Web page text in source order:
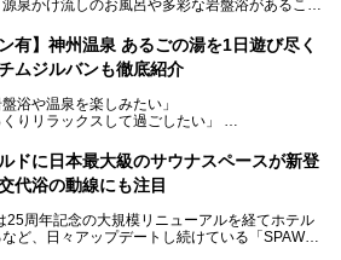
ン前の内覧会に参加し、館内のこだわりポイン
目の3種のサウナや160cmの深水風呂、没入感の
エリア、日本最大の台数を誇る最新AIフィットネ
、見どころ満載の館内を詳しくご紹介します。
泉かけ流しのお風呂や多彩な岩盤浴があること
つろげる場所”としてパワーアップしています。
ーアルでは、新たに登場した瞑想サウナをはじ
盛りだくさん。日常の疲れを癒やしたい方はもち
にゆったり過ごしたい方にもぴったりの内容とな
そんなリニューアル後の注目ポイントを詳しく
これから「鶴見緑地湯元水春」に訪れる方や、
ン有】神州温泉 あるごの湯を1日遊び尽く
ムジルバンも徹底紹介
盤浴や温泉を楽しみたい」
くりリラックスして過ごしたい」
「神州温泉 あるごの湯」です。
、大阪府豊中市にある日帰り温浴施設で、阪急
（岩盤浴）を中心に、発汗・リラックス・漫画
喫できる長時間滞在型の施設なので、一日中ゆ
ドに日本最大級のサウナスペースが新登
代浴の動線にも注目
25周年記念の大規模リニューアルを経てホテル
ど、日々アップデートし続けている「SPAWO